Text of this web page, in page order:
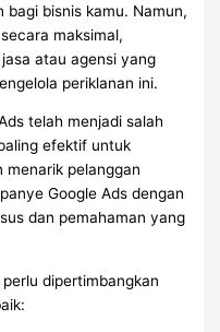
bagi bisnis kamu. Namun,
maksimal,
atau agensi yang
periklanan ini.
telah menjadi salah
efektif untuk
menarik pelanggan
Google Ads dengan
dan pemahaman yang
dipertimbangkan